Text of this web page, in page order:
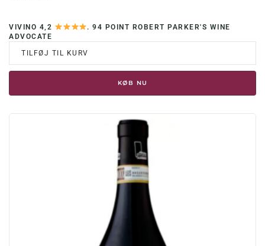
VIVINO 4,2
. 94 POINT ROBERT PARKER'S WINE
ADVOCATE
TILFØJ TIL KURV
KØB NU